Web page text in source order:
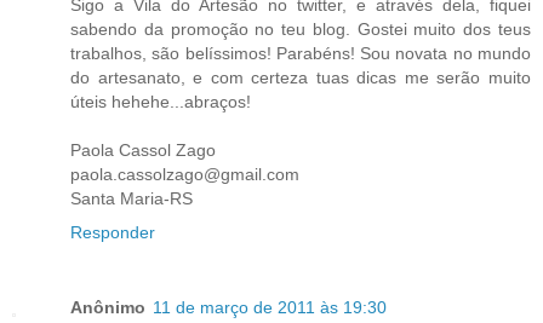
Sigo a Vila do Artesão no twitter, e através dela, fiquei
sabendo da promoção no teu blog. Gostei muito dos teus
trabalhos, são belíssimos! Parabéns! Sou novata no mundo
do artesanato, e com certeza tuas dicas me serão muito
úteis hehehe...abraços!
Paola Cassol Zago
paola.cassolzago@gmail.com
Santa Maria-RS
Responder
Anônimo 11 de março de 2011 às 19:30